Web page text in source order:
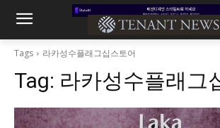
Tags 라카성수플래그십스토어
Tag: 라카성수플래그